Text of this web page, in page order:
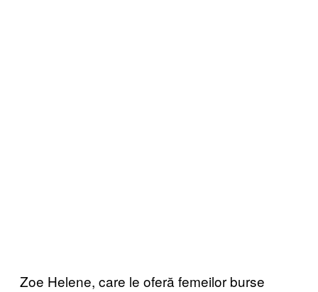
Zoe Helene, care le oferă femeilor burse